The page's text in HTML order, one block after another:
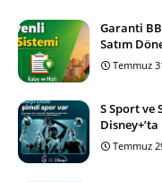
Garanti
Satım
Temmuz
S Sport ve
Disney+’ta
Temmuz